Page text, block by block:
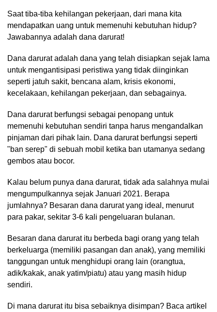
Saat tiba-tiba kehilangan pekerjaan, dari mana kita
mendapatkan uang untuk memenuhi kebutuhan hidup?
Jawabannya adalah dana darurat!
Dana darurat adalah dana yang telah disiapkan sejak lama
untuk mengantisipasi peristiwa yang tidak diinginkan
seperti jatuh sakit, bencana alam, krisis ekonomi,
kecelakaan, kehilangan pekerjaan, dan sebagainya.
Dana darurat berfungsi sebagai penopang untuk
memenuhi kebutuhan sendiri tanpa harus mengandalkan
pinjaman dari pihak lain. Dana darurat berfungsi seperti
"ban serep" di sebuah mobil ketika ban utamanya sedang
gembos atau bocor.
Kalau belum punya dana darurat, tidak ada salahnya mulai
mengumpulkannya sejak Januari 2021. Berapa
jumlahnya? Besaran dana darurat yang ideal, menurut
para pakar, sekitar 3-6 kali pengeluaran bulanan.
Besaran dana darurat itu berbeda bagi orang yang telah
berkeluarga (memiliki pasangan dan anak), yang memiliki
tanggungan untuk menghidupi orang lain (orangtua,
adik/kakak, anak yatim/piatu) atau yang masih hidup
sendiri.
Di mana darurat itu bisa sebaiknya disimpan? Baca artikel